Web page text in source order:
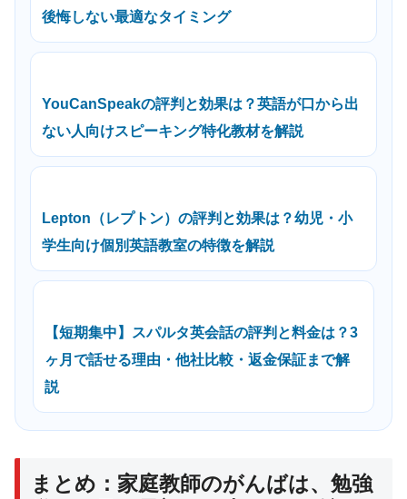
後悔しない最適なタイミング
YouCanSpeakの評判と効果は？英語が口から出
ない人向けスピーキング特化教材を解説
Lepton（レプトン）の評判と効果は？幼児・小
学生向け個別英語教室の特徴を解説
【短期集中】スパルタ英会話の評判と料金は？3
ヶ月で話せる理由・他社比較・返金保証まで解
説
まとめ：家庭教師のがんばは、勉強